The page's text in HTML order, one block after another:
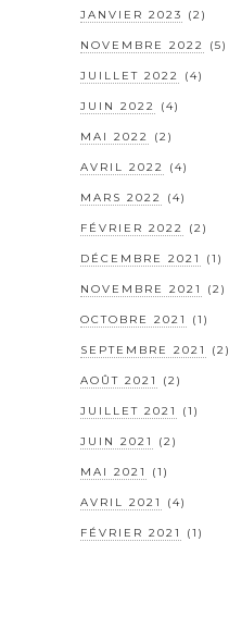
JANVIER 2023 (2)
NOVEMBRE 2022 (5)
JUILLET 2022 (4)
JUIN 2022 (4)
MAI 2022 (2)
AVRIL 2022 (4)
MARS 2022 (4)
FÉVRIER 2022 (2)
DÉCEMBRE 2021 (1)
NOVEMBRE 2021 (2)
OCTOBRE 2021 (1)
SEPTEMBRE 2021 (2)
AOÛT 2021 (2)
JUILLET 2021 (1)
JUIN 2021 (2)
MAI 2021 (1)
AVRIL 2021 (4)
FÉVRIER 2021 (1)